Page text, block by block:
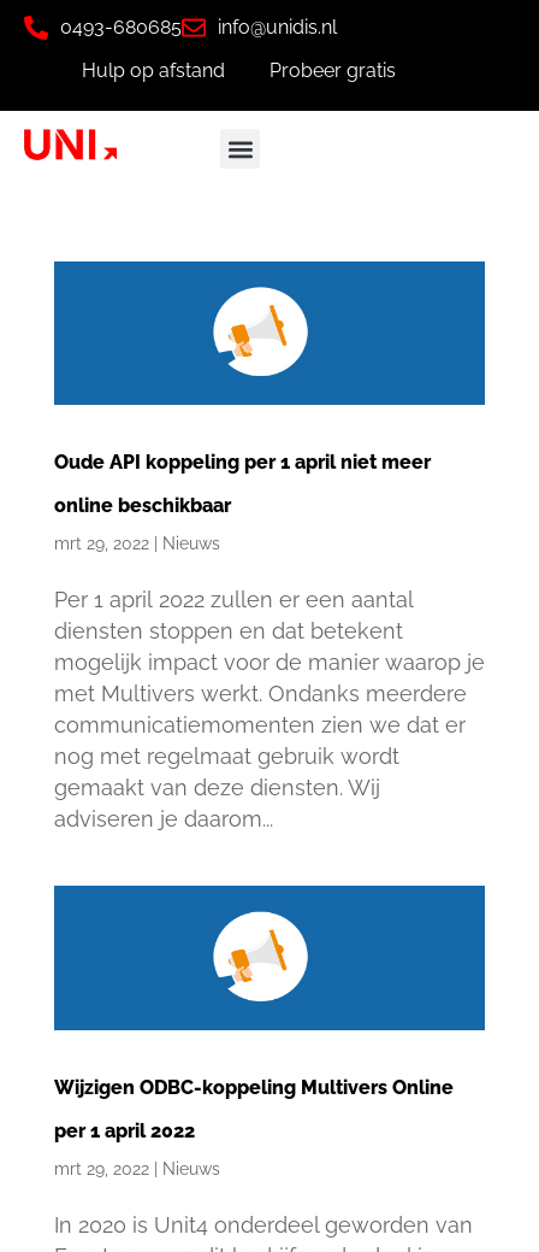
0493-680685
info@unidis.nl
Hulp op afstand
Probeer gratis
Oude API koppeling per 1 april niet meer
online beschikbaar
mrt 29, 2022| Nieuws
Per 1 april 2022 zullen er een aantal
diensten stoppen en dat betekent
mogelijk impact voor de manier waarop je
met Multivers werkt. Ondanks meerdere
communicatiemomenten zien we dat er
nog met regelmaat gebruik wordt
gemaakt van deze diensten. Wij
adviseren je daarom...
Wijzigen ODBC-koppeling Multivers Online
per 1 april 2022
mrt 29, 2022| Nieuws
In 2020 is Unit4 onderdeel geworden van